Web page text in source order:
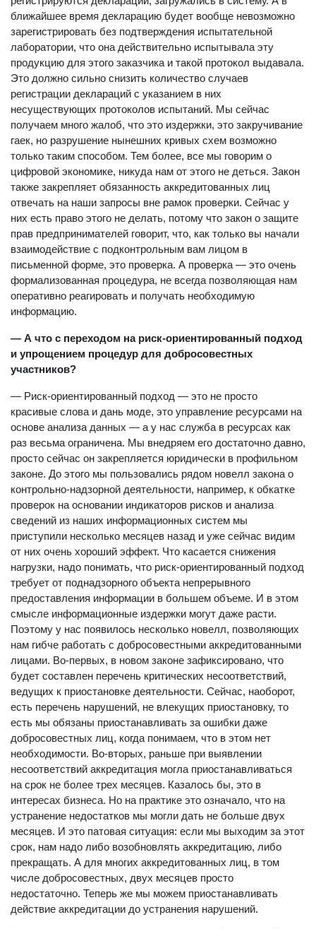
ближайшее время декларацию будет вообще невозможно
зарегистрировать без подтверждения испытательной
лаборатории, что она действительно испытывала эту
продукцию для этого заказчика и такой протокол выдавала.
Это должно сильно снизить количество случаев
регистрации деклараций с указанием в них
несуществующих протоколов испытаний. Мы сейчас
получаем много жалоб, что это издержки, это закручивание
гаек, но разрушение нынешних кривых схем возможно
только таким способом. Тем более, все мы говорим о
цифровой экономике, никуда нам от этого не деться. Закон
также закрепляет обязанность аккредитованных лиц
отвечать на наши запросы вне рамок проверки. Сейчас у
них есть право этого не делать, потому что закон о защите
прав предпринимателей говорит, что, как только вы начали
взаимодействие с подконтрольным вам лицом в
письменной форме, это проверка. А проверка — это очень
формализованная процедура, не всегда позволяющая нам
оперативно реагировать и получать необходимую
информацию.
— А что с переходом на риск-ориентированный подход
и упрощением процедур для добросовестных
участников?
— Риск-ориентированный подход — это не просто
красивые слова и дань моде, это управление ресурсами на
основе анализа данных — а у нас служба в ресурсах как
раз весьма ограничена. Мы внедряем его достаточно давно,
просто сейчас он закрепляется юридически в профильном
законе. До этого мы пользовались рядом новелл закона о
контрольно-надзорной деятельности, например, к обкатке
проверок на основании индикаторов рисков и анализа
сведений из наших информационных систем мы
приступили несколько месяцев назад и уже сейчас видим
от них очень хороший эффект. Что касается снижения
нагрузки, надо понимать, что риск-ориентированный подход
требует от поднадзорного объекта непрерывного
предоставления информации в большем объеме. И в этом
смысле информационные издержки могут даже расти.
Поэтому у нас появилось несколько новелл, позволяющих
нам гибче работать с добросовестными аккредитованными
лицами. Во-первых, в новом законе зафиксировано, что
будет составлен перечень критических несоответствий,
ведущих к приостановке деятельности. Сейчас, наоборот,
есть перечень нарушений, не влекущих приостановку, то
есть мы обязаны приостанавливать за ошибки даже
добросовестных лиц, когда понимаем, что в этом нет
необходимости. Во-вторых, раньше при выявлении
несоответствий аккредитация могла приостанавливаться
на срок не более трех месяцев. Казалось бы, это в
интересах бизнеса. Но на практике это означало, что на
устранение недостатков мы могли дать не больше двух
месяцев. И это патовая ситуация: если мы выходим за этот
срок, нам надо либо возобновлять аккредитацию, либо
прекращать. А для многих аккредитованных лиц, в том
числе добросовестных, двух месяцев просто
недостаточно. Теперь же мы можем приостанавливать
действие аккредитации до устранения нарушений.